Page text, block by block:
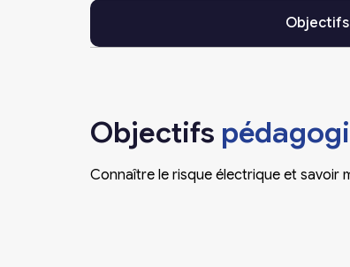
Objectifs
Connaître le risque électrique et savoir